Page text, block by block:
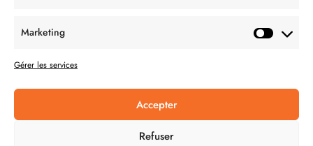
Marketing
Gérer les services
Accepter
Refuser
CONDITION GÉNÉRALES DE VENTES